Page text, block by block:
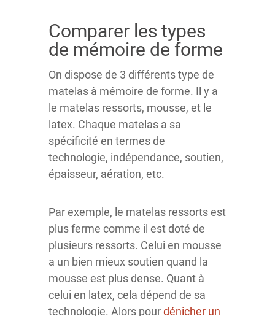
Comparer les types
de mémoire de forme
On dispose de 3 différents type de
matelas à mémoire de forme. Il y a
le matelas ressorts, mousse, et le
latex. Chaque matelas a sa
spécificité en termes de
technologie, indépendance, soutien,
épaisseur, aération, etc.
Par exemple, le matelas ressorts est
plus ferme comme il est doté de
plusieurs ressorts. Celui en mousse
a un bien mieux soutien quand la
mousse est plus dense. Quant à
celui en latex, cela dépend de sa
technologie. Alors pourdénicher un